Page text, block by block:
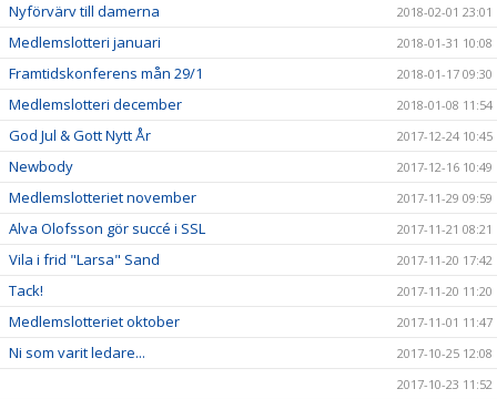
Nyförvärv till damerna 2018-02-01 23:01
Medlemslotteri januari 2018-01-31 10:08
Framtidskonferens mån 29/1 2018-01-17 09:30
Medlemslotteri december 2018-01-08 11:54
God Jul & Gott Nytt År 2017-12-24 10:45
Newbody 2017-12-16 10:49
Medlemslotteriet november 2017-11-29 09:59
Alva Olofsson gör succé i SSL 2017-11-21 08:21
Vila i frid "Larsa" Sand 2017-11-20 17:42
Tack! 2017-11-20 11:20
Medlemslotteriet oktober 2017-11-01 11:47
Ni som varit ledare...
2017-10-25 12:08
2017-10-23 11:52